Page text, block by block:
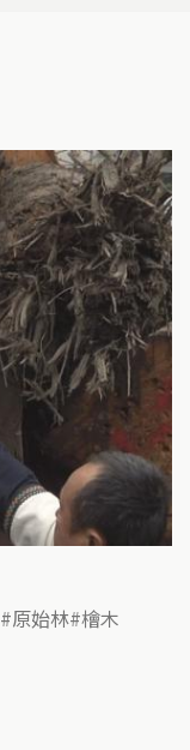
原始林 檜木